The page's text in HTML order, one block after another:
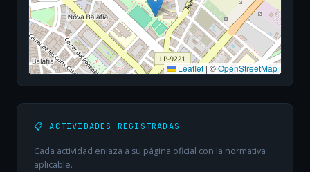
Leaflet|©OpenStreetMap
📋 ACTIVIDADES REGISTRADAS
Cada actividad enlaza a su página oficial con la normativa
aplicable.